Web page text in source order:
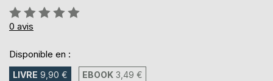
Évaluation:
0%
0 avis
Disponible en :
LIVRE 9,90 € EBOOK 3,49 €